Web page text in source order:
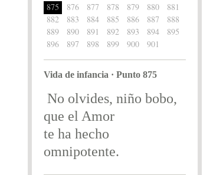
875 876 877 878 879 880
881
882
883 884 885 886 887
888
889
890 891 892 893 894
895
896
897 898 899 900 901
Vida de infancia · Punto 875
No olvides, niño bobo,
que el Amor
te ha hecho
omnipotente.